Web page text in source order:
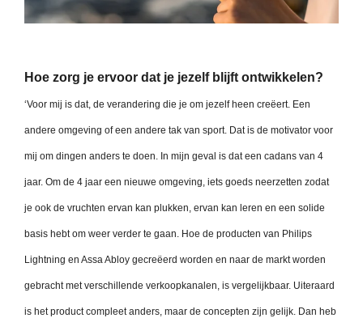
Hoe zorg je ervoor dat je jezelf blijft ontwikkelen?
‘Voor mij is dat, de verandering die je om jezelf heen creëert. Een
andere omgeving of een andere tak van sport. Dat is de motivator voor
mij om dingen anders te doen. In mijn geval is dat een cadans van 4
jaar. Om de 4 jaar een nieuwe omgeving, iets goeds neerzetten zodat
je ook de vruchten ervan kan plukken, ervan kan leren en een solide
basis hebt om weer verder te gaan. Hoe de producten van Philips
Lightning en Assa Abloy gecreëerd worden en naar de markt worden
gebracht met verschillende verkoopkanalen, is vergelijkbaar. Uiteraard
is het product compleet anders, maar de concepten zijn gelijk. Dan heb